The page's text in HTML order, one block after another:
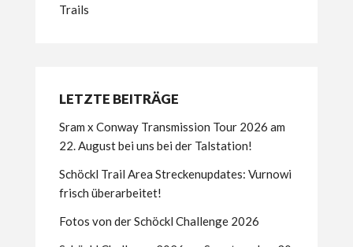
Trails
LETZTE BEITRÄGE
Sram x Conway Transmission Tour 2026 am
22. August bei uns bei der Talstation!
Schöckl Trail Area Streckenupdates: Vurnowi
frisch überarbeitet!
Fotos von der Schöckl Challenge 2026